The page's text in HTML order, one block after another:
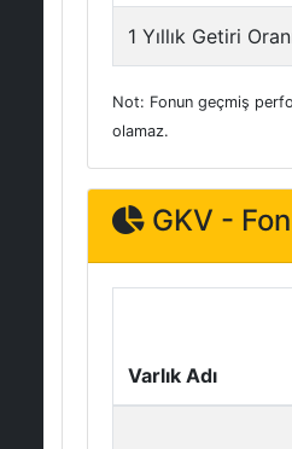
1 Yıllık Getiri
Not: Fonun geçmiş
olamaz.
GKV -
Varlık Adı